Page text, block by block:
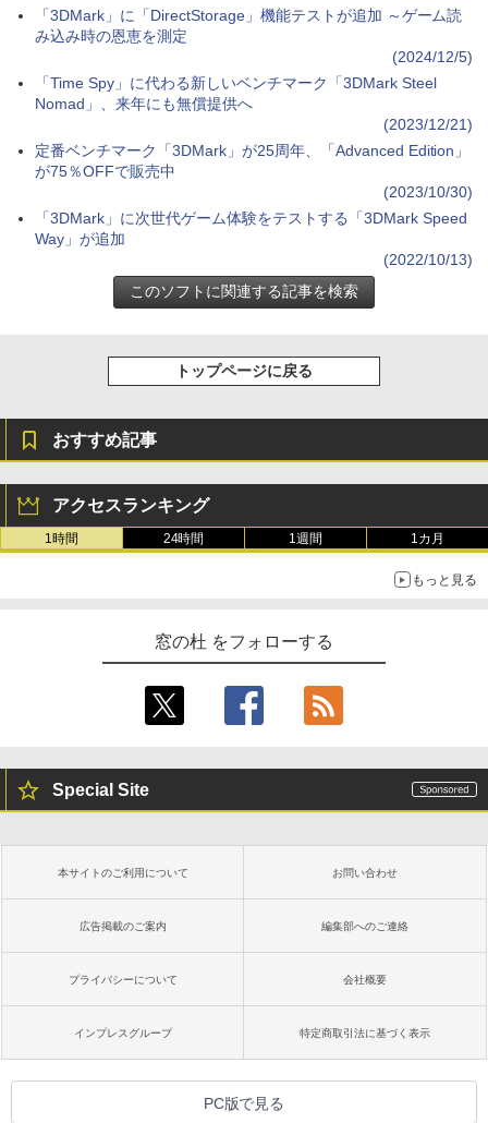
「3DMark」に「DirectStorage」機能テストが追加 ～ゲーム読
み込み時の恩恵を測定
(2024/12/5)
「Time Spy」に代わる新しいベンチマーク「3DMark Steel
Nomad」、来年にも無償提供へ
(2023/12/21)
定番ベンチマーク「3DMark」が25周年、「Advanced Edition」
が75％OFFで販売中
(2023/10/30)
「3DMark」に次世代ゲーム体験をテストする「3DMark Speed
Way」が追加
(2022/10/13)
トップページに戻る
おすすめ記事
アクセスランキング
1時間 24時間 1週間 1カ月
もっと見る
窓の杜 をフォローする
Special Site
本サイトのご利用について お問い合わせ
広告掲載のご案内 編集部へのご連絡
プライバシーについて 会社概要
インプレスグループ 特定商取引法に基づく表示
PC版で見る